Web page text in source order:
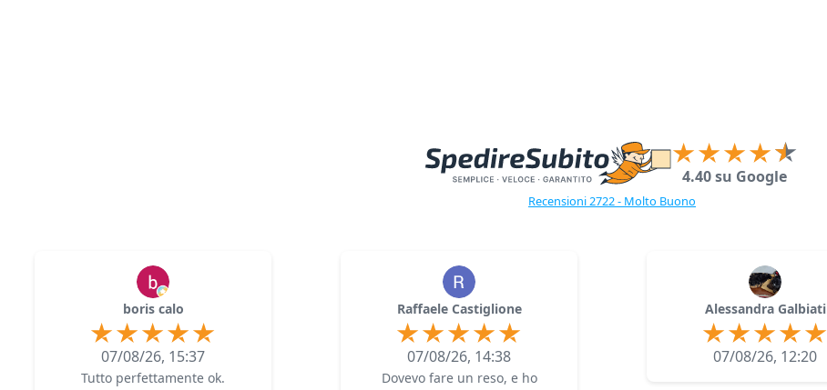
4.40 su Google
Recensioni 2722 - Molto Buono
boris calo
07/08/26, 15:37
Tutto perfettamente ok.
Raffaele Castiglione
07/08/26, 14:38
Dovevo fare un reso, e ho
Alessandra Galbiati
07/08/26, 12:20